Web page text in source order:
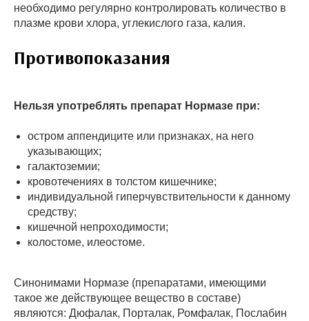
необходимо регулярно контролировать количество в
плазме крови хлора, углекислого газа, калия.
Противопоказания
Нельзя употреблять препарат Нормазе при:
остром аппендиците или признаках, на него
указывающих;
галактоземии;
кровотечениях в толстом кишечнике;
индивидуальной гиперчувствительности к данному
средству;
кишечной непроходимости;
колостоме, илеостоме.
Синонимами Нормазе (препаратами, имеющими
такое же действующее вещество в составе)
являются: Дюфалак, Порталак, Ромфалак, Послабин